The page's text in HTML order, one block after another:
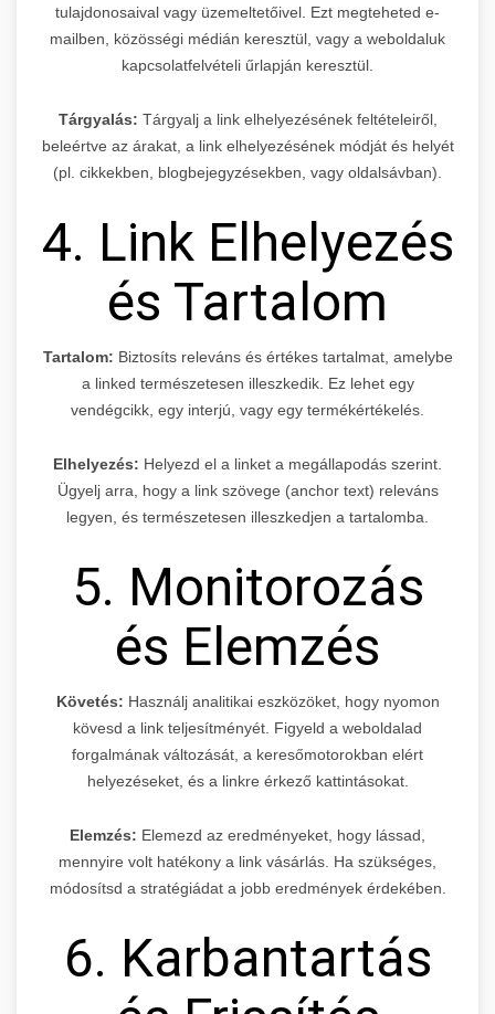
tulajdonosaival vagy üzemeltetőivel. Ezt megteheted e-
mailben, közösségi médián keresztül, vagy a weboldaluk
kapcsolatfelvételi űrlapján keresztül.
Tárgyalás: Tárgyalj a link elhelyezésének feltételeiről,
beleértve az árakat, a link elhelyezésének módját és helyét
(pl. cikkekben, blogbejegyzésekben, vagy oldalsávban).
4. Link Elhelyezés
és Tartalom
Tartalom: Biztosíts releváns és értékes tartalmat, amelybe
a linked természetesen illeszkedik. Ez lehet egy
vendégcikk, egy interjú, vagy egy termékértékelés.
Elhelyezés: Helyezd el a linket a megállapodás szerint.
Ügyelj arra, hogy a link szövege (anchor text) releváns
legyen, és természetesen illeszkedjen a tartalomba.
5. Monitorozás
és Elemzés
Követés: Használj analitikai eszközöket, hogy nyomon
kövesd a link teljesítményét. Figyeld a weboldalad
forgalmának változását, a keresőmotorokban elért
helyezéseket, és a linkre érkező kattintásokat.
Elemzés: Elemezd az eredményeket, hogy lássad,
mennyire volt hatékony a link vásárlás. Ha szükséges,
módosítsd a stratégiádat a jobb eredmények érdekében.
6. Karbantartás